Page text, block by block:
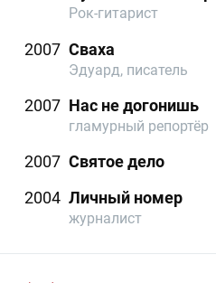
Рок-гитарист
2007 Сваха
Эдуард, писатель
2007 Нас не догонишь
гламурный репортёр
2007 Святое дело
2004 Личный номер
журналист